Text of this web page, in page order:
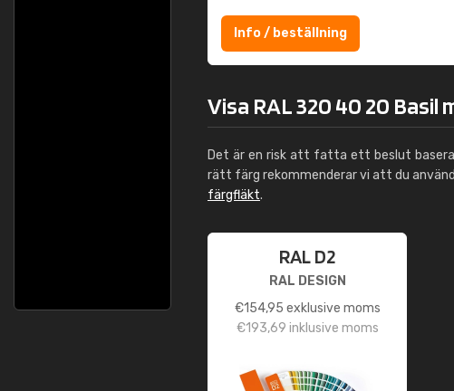
Info / beställning
Visa RAL 320 40 20 Basil
Det är en risk att fatta ett beslut
rätt färg rekommenderar vi att du
färgfläkt.
RAL D2
RAL DESIGN
€154,95 exklusive moms
€193,69 inklusive moms